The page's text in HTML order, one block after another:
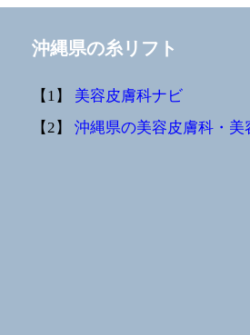
沖縄県の糸リフト
【1】 美容皮膚科ナビ
【2】 沖縄県の美容皮膚科・美